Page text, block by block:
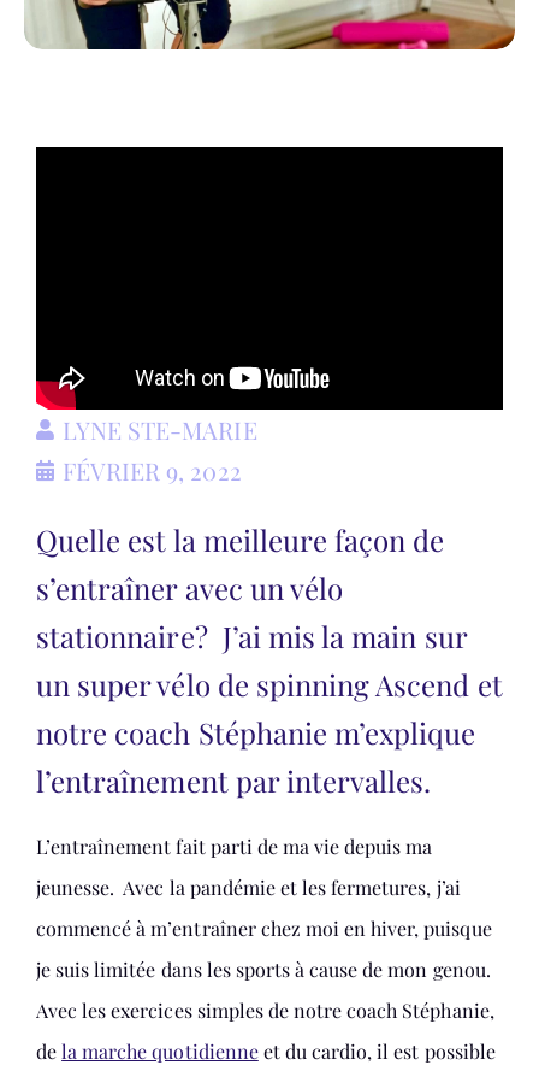
LYNE STE-MARIE
FÉVRIER 9, 2022
Quelle est la meilleure façon de
s’entraîner avec un vélo
stationnaire? J’ai mis la main sur
un super vélo de spinning Ascend et
notre coach Stéphanie m’explique
l’entraînement par intervalles.
L’entraînement fait parti de ma vie depuis ma
jeunesse. Avec la pandémie et les fermetures, j’ai
commencé à m’entraîner chez moi en hiver, puisque
je suis limitée dans les sports à cause de mon genou.
Avec les exercices simples de notre coach Stéphanie,
dela marche quotidienneet du cardio, il est possible